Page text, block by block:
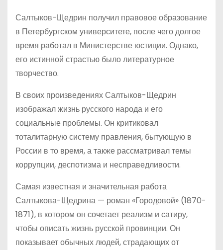
Салтыков-Щедрин получил правовое образование
в Петербургском университете, после чего долгое
время работал в Министерстве юстиции. Однако,
его истинной страстью было литературное
творчество.
В своих произведениях Салтыков-Щедрин
изображал жизнь русского народа и его
социальные проблемы. Он критиковал
тоталитарную систему правления, бытующую в
России в то время, а также рассматривал темы
коррупции, деспотизма и несправедливости.
Самая известная и значительная работа
Салтыкова-Щедрина — роман «Городовой» (1870-
1871), в котором он сочетает реализм и сатиру,
чтобы описать жизнь русской провинции. Он
показывает обычных людей, страдающих от